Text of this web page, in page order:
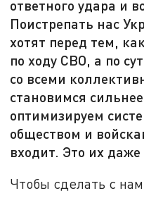
ответного удара и
Поистрепать нас
хотят перед тем,
по ходу СВО, а по
со всеми
становимся
оптимизируем
обществом и
входит. Это их даже
Чтобы сделать с